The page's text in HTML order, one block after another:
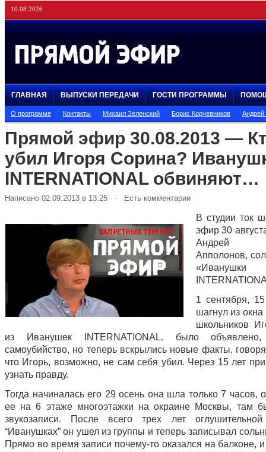
10.08.2026
ГЛАВНАЯ ВЫПУСКИ ПЕРЕДАЧИ ГОСТИ ПРОГРАММЫ
О программе Контакты Михаил Зеленский Борис Корчевников
Прямой эфир 30.08.2013 —
убил Игоря Сорина?
INTERNATIONAL обвиняют…
Написано 02.09.2013 в 13:25 · Есть комментарии
В студии ток
эфир 30
Андрей
Апполонов,
«Иванушки
1 сентября,
шагнул из
школьников
из Иванушек INTERNATIONAL. было
самоубийство, но теперь вскрылись новые факты,
что Игорь, возможно, не сам себя убил. Через 15 лет
узнать правду.
Тогда начиналась его 29 осень она шла только 7 часов,
ее на 6 этаже многоэтажки на окраине Москвы, там
звукозаписи. После всего трех лет
“Иванушках” он ушел из группы и теперь записывал
Прямо во время записи почему-то оказался на балконе, и